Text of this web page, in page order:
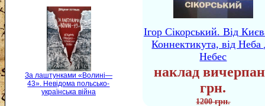
За лаштунками «Волині—
43». Невідома польсько-
українська війна
Ігор Сікорський. Від
Коннектикута, від Неба
Небес
наклад
грн.
1200 грн.